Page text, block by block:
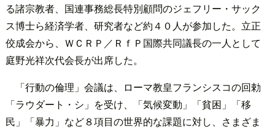
る諸宗教者、国連事務総長特別顧問のジェフリー・サック
ス博士ら経済学者、研究者など約４０人が参加した。立正
佼成会から、ＷＣＲＰ／ＲｆＰ国際共同議長の一人として
庭野光祥次代会長が出席した。
「行動の倫理」会議は、ローマ教皇フランシスコの回勅
「ラウダート・シ」を受け、「気候変動」「貧困」「移
民」「暴力」など８項目の世界的な課題に対し、さまざま